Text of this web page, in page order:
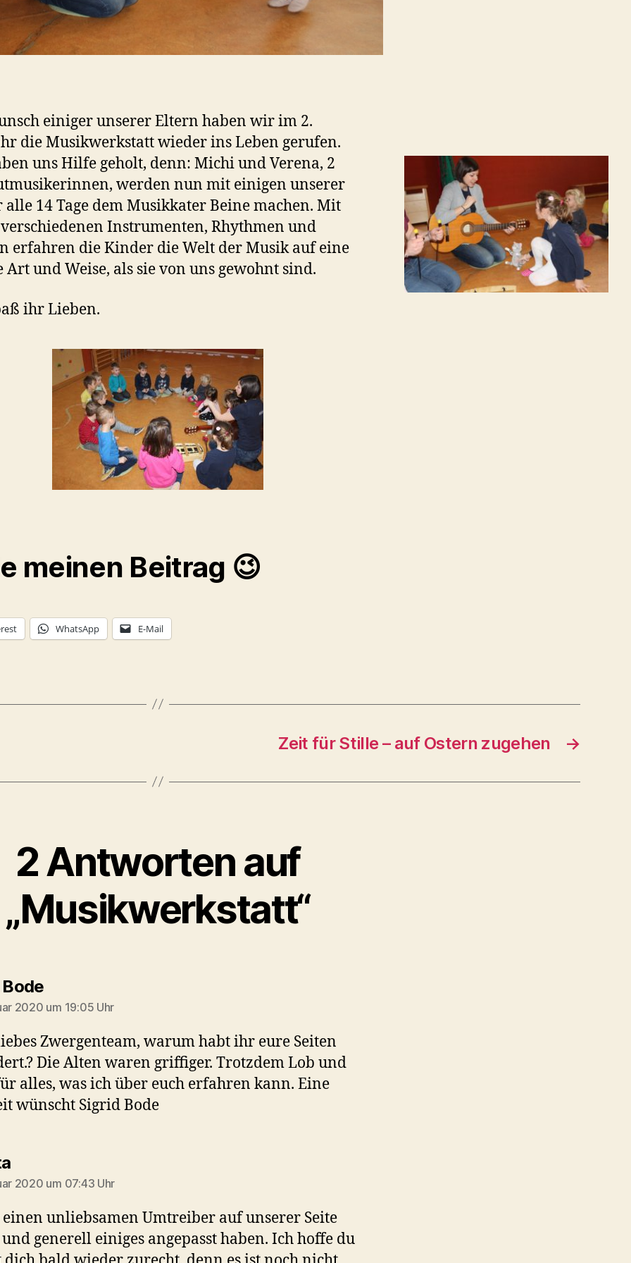
einiger unserer Eltern haben wir im 2.
die Musikwerkstatt wieder ins Leben gerufen.
uns Hilfe geholt, denn: Michi und Verena, 2
werden nun mit einigen unserer
14 Tage dem Musikkater Beine machen. Mit
Instrumenten, Rhythmen und
erfahren die Kinder die Welt der Musik auf eine
Art und Weise, als sie von uns gewohnt sind.
ihr Lieben.
meinen Beitrag 😉
WhatsApp E-Mail
→
Zeit für Stille – auf Ostern zugehen
2 Antworten auf
„Musikwerkstatt“
sagt:
2020 um 19:05 Uhr
Zwergenteam, warum habt ihr eure Seiten
Die Alten waren griffiger. Trotzdem Lob und
alles, was ich über euch erfahren kann. Eine
wünscht Sigrid Bode
sagt:
2020 um 07:43 Uhr
unliebsamen Umtreiber auf unserer Seite
generell einiges angepasst haben. Ich hoffe du